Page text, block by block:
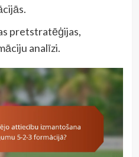
pretstratēģijas,
analīzi.